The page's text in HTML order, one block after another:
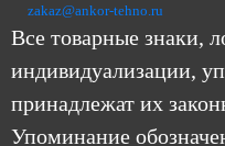
zakaz@ankor-tehno.ru
Все товарные знаки,
индивидуализации,
принадлежат их
Упоминание